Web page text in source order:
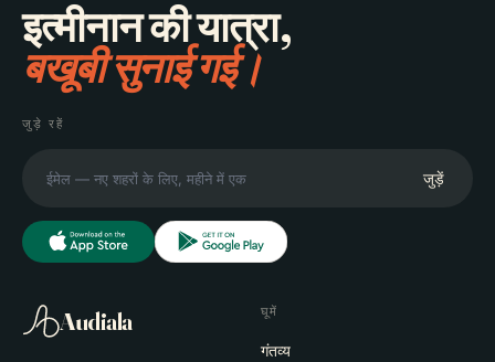
इत्मीनान की यात्रा,
बखूबी सुनाई गई।
जुड़े रहें
जुड़ें
Audiala घूमें
गंतव्य